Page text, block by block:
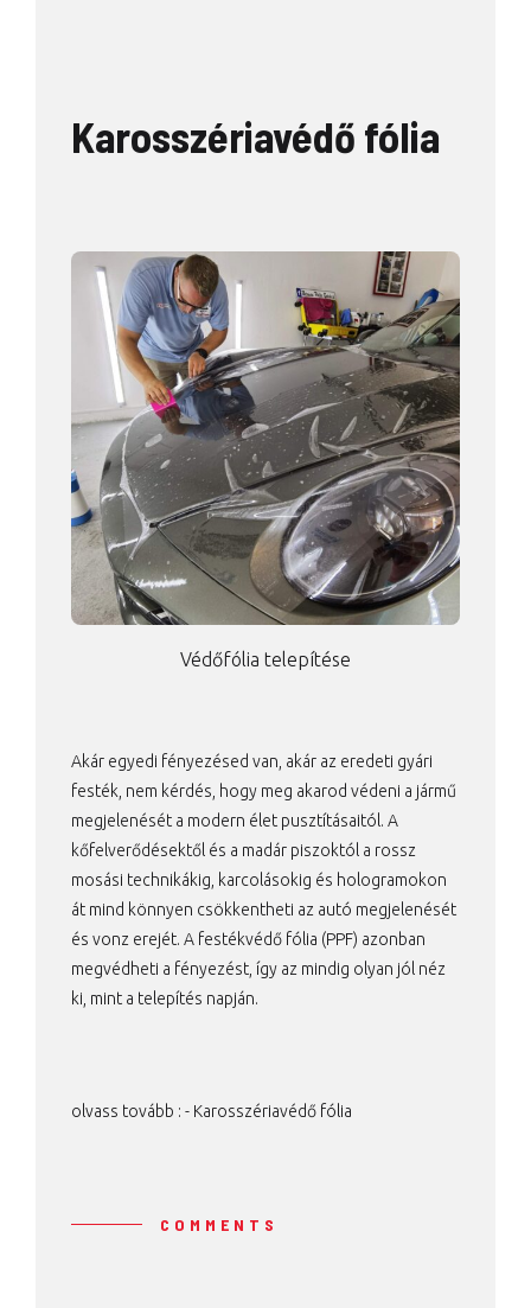
Karosszériavédő fólia
Védőfólia telepítése
Akár egyedi fényezésed van, akár az eredeti gyári
festék, nem kérdés, hogy meg akarod védeni a jármű
megjelenését a modern élet pusztításaitól. A
kőfelverődésektől és a madár piszoktól a rossz
mosási technikákig, karcolásokig és hologramokon
át mind könnyen csökkentheti az autó megjelenését
és vonz erejét. A festékvédő fólia (PPF) azonban
megvédheti a fényezést, így az mindig olyan jól néz
ki, mint a telepítés napján.
olvass tovább : - Karosszériavédő fólia
COMMENTS